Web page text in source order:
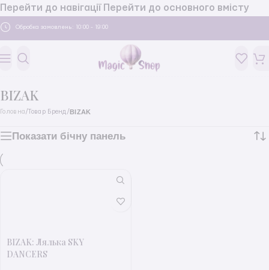
Перейти до навігації Перейти до основного вмісту
Обробка замовлень: 10:00 - 19:00
BIZAK
Головна / Товар Бренд / BIZAK
Показати бічну панель
BIZAK: Лялька SKY
DANCERS